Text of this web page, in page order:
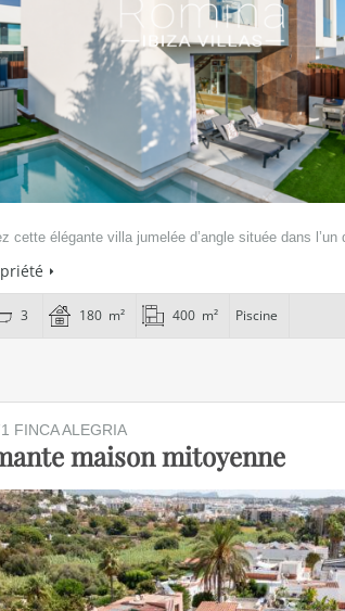
cette élégante villa jumelée d’angle située dans
3 180 m² 400 m² Piscine
FINCA ALEGRIA
maison mitoyenne